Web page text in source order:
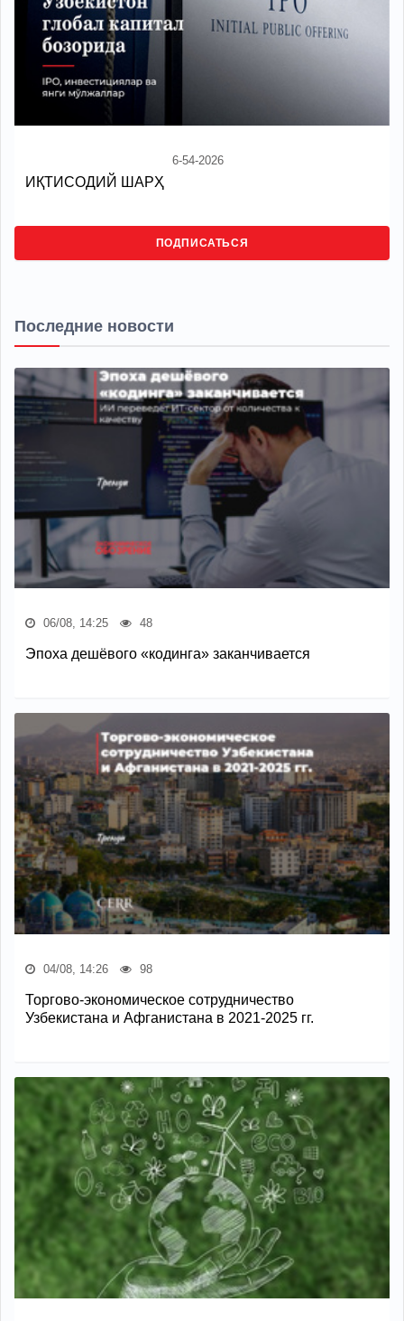
6-54-2026
ИҚТИСОДИЙ ШАРҲ
ПОДПИСАТЬСЯ
Последние новости
06/08, 14:25 48
Эпоха дешёвого «кодинга» заканчивается
04/08, 14:26 98
Торгово-экономическое сотрудничество
Узбекистана и Афганистана в 2021-2025 гг.